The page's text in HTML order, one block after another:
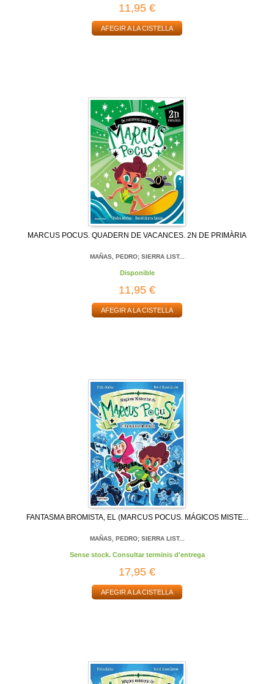
11,95 €
AFEGIR A LA CISTELLA
MARCUS POCUS. QUADERN DE VACANCES. 2N DE PRIMÀRIA
MAÑAS, PEDRO; SIERRA LIST...
Disponible
11,95 €
AFEGIR A LA CISTELLA
FANTASMA BROMISTA, EL (MARCUS POCUS. MÁGICOS MISTE...
MAÑAS, PEDRO; SIERRA LIST...
Sense stock. Consultar terminis d'entrega
17,95 €
AFEGIR A LA CISTELLA